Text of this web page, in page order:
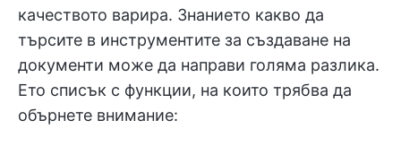
качеството варира. Знанието какво да
търсите в инструментите за създаване на
документи може да направи голяма разлика.
Ето списък с функции, на които трябва да
обърнете внимание: